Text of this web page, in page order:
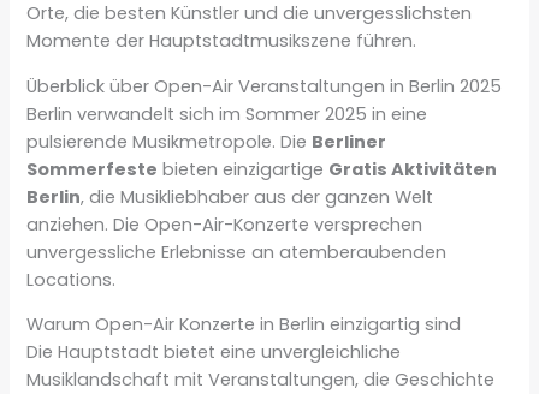
Orte, die besten Künstler und die unvergesslichsten
Momente der Hauptstadtmusikszene führen.
Überblick über Open-Air Veranstaltungen in Berlin 2025
Berlin verwandelt sich im Sommer 2025 in eine
pulsierende Musikmetropole. Die Berliner
Sommerfeste bieten einzigartige Gratis Aktivitäten
Berlin, die Musikliebhaber aus der ganzen Welt
anziehen. Die Open-Air-Konzerte versprechen
unvergessliche Erlebnisse an atemberaubenden
Locations.
Warum Open-Air Konzerte in Berlin einzigartig sind
Die Hauptstadt bietet eine unvergleichliche
Musiklandschaft mit Veranstaltungen, die Geschichte